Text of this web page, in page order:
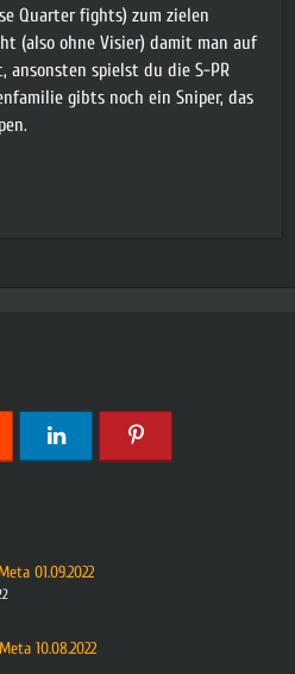
Quarter fights) zum zielen
(also ohne Visier) damit man auf
ansonsten spielst du die S-PR
gibts noch ein Sniper, das
01.09.2022
10.08.2022